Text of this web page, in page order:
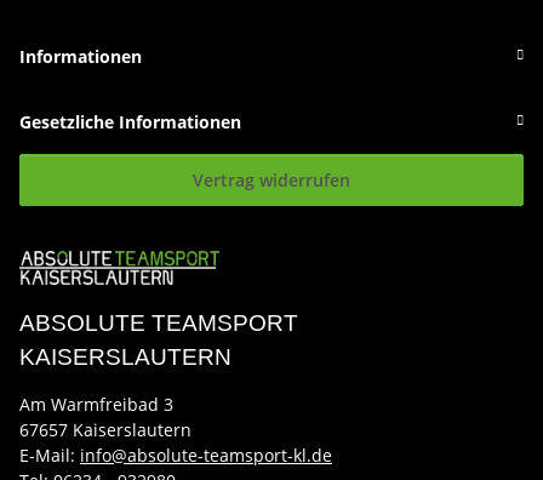
Informationen
Gesetzliche Informationen
Vertrag widerrufen
ABSOLUTE TEAMSPORT
KAISERSLAUTERN
Am Warmfreibad 3
67657 Kaiserslautern
E-Mail: info@absolute-teamsport-kl.de